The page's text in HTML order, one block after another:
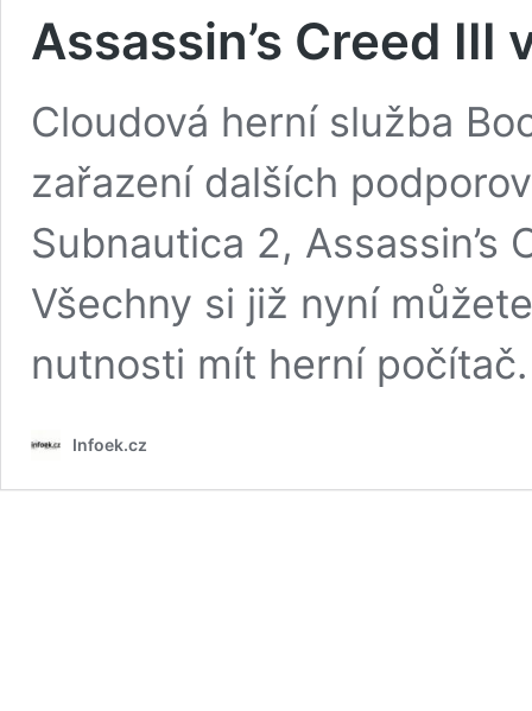
Assassin’s Creed III
Cloudová herní služba
zařazení dalších
Subnautica 2, Assassin’s
Všechny si již nyní
nutnosti mít herní počítač.
Infoek.cz